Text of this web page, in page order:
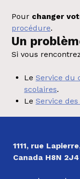
Pour changer
procédure.
Un
Si vous
Le Service du
scolaires.
Le Service
Revenir à la navigation principale
1111, rue
Canada H8N 2J4